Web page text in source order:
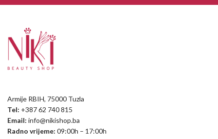
Armije RBIH, 75000 Tuzla
Tel: +387 62 740 815
Email: info@nikishop.ba
Radno vrijeme: 09:00h – 17:00h